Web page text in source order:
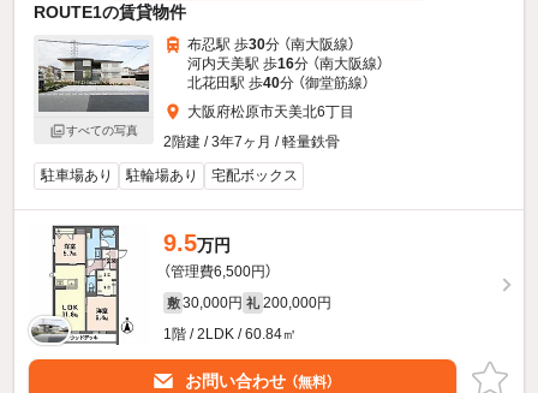
ROUTE1の賃貸物件
すべての写真
布忍駅 歩30分 （南大阪線）
河内天美駅 歩16分 （南大阪線）
北花田駅 歩40分 （御堂筋線）
大阪府松原市天美北6丁目
2階建 / 3年7ヶ月 / 軽量鉄骨
駐車場あり
駐輪場あり 宅配ボックス
9.5万円
（管理費6,500円）
敷 30,000円 礼 200,000円
1階 / 2LDK / 60.84㎡
お問い合わせ （無料）